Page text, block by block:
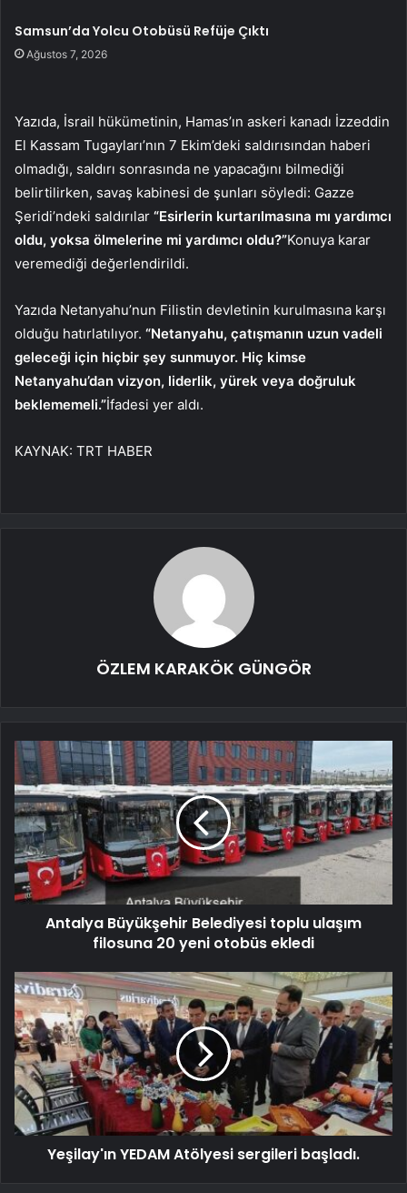
Samsun’da Yolcu Otobüsü Refüje Çıktı
Ağustos 7, 2026
Yazıda, İsrail hükümetinin, Hamas’ın askeri kanadı İzzeddin
El Kassam Tugayları’nın 7 Ekim’deki saldırısından haberi
olmadığı, saldırı sonrasında ne yapacağını bilmediği
belirtilirken, savaş kabinesi de şunları söyledi: Gazze
Şeridi’ndeki saldırılar “Esirlerin kurtarılmasına mı yardımcı
oldu, yoksa ölmelerine mi yardımcı oldu?”Konuya karar
veremediği değerlendirildi.
Yazıda Netanyahu’nun Filistin devletinin kurulmasına karşı
olduğu hatırlatılıyor. “Netanyahu, çatışmanın uzun vadeli
geleceği için hiçbir şey sunmuyor. Hiç kimse
Netanyahu’dan vizyon, liderlik, yürek veya doğruluk
beklememeli.”İfadesi yer aldı.
KAYNAK: TRT HABER
ÖZLEM KARAKÖK GÜNGÖR
Antalya Büyükşehir Belediyesi toplu ulaşım
filosuna 20 yeni otobüs ekledi
Yeşilay'ın YEDAM Atölyesi sergileri başladı.